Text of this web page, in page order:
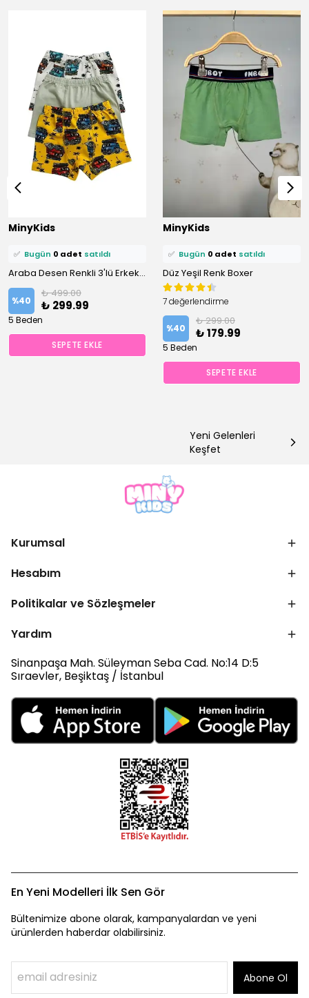
MinyKids
0 kişi
✅ Bugün 0 adet satıldı
Araba Desen Renkli 3'lü Erkek Çocuk Boxer Set
%40
₺ 499.00
₺ 299.99
5 Beden
SEPETE EKLE
MinyKids
⭐️ Bu ürünü1 kişifavoriledi!
0 kişi
✅ Bugün 0 adet satıldı
Düz Yeşil Renk Boxer
7 değerlendirme
%40
₺ 299.00
₺ 179.99
5 Beden
SEPETE EKLE
Yeni Gelenleri
Keşfet
Kurumsal
Hesabım
Politikalar ve Sözleşmeler
Yardım
Sinanpaşa Mah. Süleyman Seba Cad. No:14 D:5
Sıraevler, Beşiktaş / İstanbul
En Yeni Modelleri İlk Sen Gör
Bültenimize abone olarak, kampanyalardan ve yeni
ürünlerden haberdar olabilirsiniz.
Abone Ol